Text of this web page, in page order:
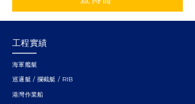
工程實績
海軍艦艇
巡邏艇 / 攔截艇 / RIB
港灣作業船